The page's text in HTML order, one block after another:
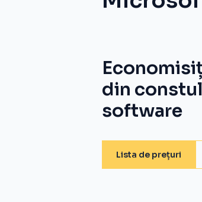
din
software
Lista de prețuri